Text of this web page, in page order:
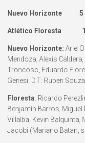
Nuevo Horizonte 5
Atlético Floresta 1
Nuevo Horizonte: Ariel
Mendoza, Alexis
Troncoso, Eduardo
Genesi. D.T: Ruben Souza
Floresta: Ricardo
Benjamín Barros, Miguel
Villalba, Kevin Balquinta,
Jacobi (Mariano Batan,